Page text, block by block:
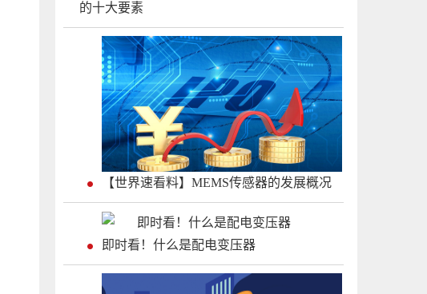
的十大要素
【世界速看料】MEMS传感器的发展概况
即时看！什么是配电变压器